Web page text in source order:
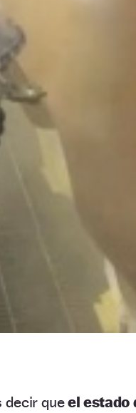
decir queel estado